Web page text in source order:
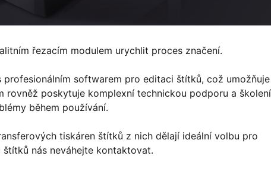
řezacím modulem urychlit proces značení.
softwarem pro editaci štítků, což umožňuje
rovněž poskytuje komplexní technickou podporu a
během používání.
tiskáren štítků z nich dělají ideální volbu pro
nás neváhejte kontaktovat.